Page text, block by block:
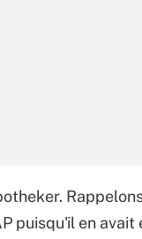
puisqu'il en